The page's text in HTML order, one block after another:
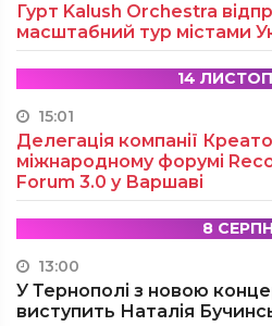
Гурт Kalush Orchestra
масштабний тур містами
14
15:01
Делегація компанії
міжнародному форумі
Forum 3.0 у Варшаві
8
13:00
У Тернополі з новою
виступить Наталія